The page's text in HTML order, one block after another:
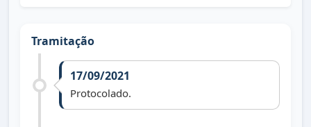
Tramitação
17/09/2021
Protocolado.